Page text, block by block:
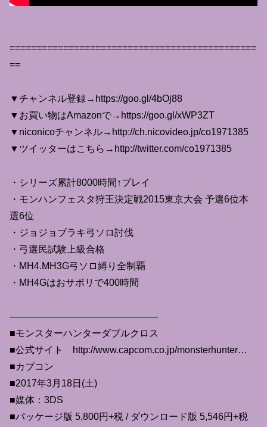
==============================================
==
▼チャンネル登録→https://goo.gl/4bOj88
▼お買い物はAmazonで→https://goo.gl/xWP3ZT
▼niconicoチャンネル→http://ch.nicovideo.jp/co1971385
▼ツイッターはこちら→http://twitter.com/co1971385
・シリーズ累計8000時間↑プレイ
・モンハンフェスタ狩王決定戦2015東京大会 予選6位本
選6位
・ジョジョブラキ弓ソロ討伐
・弓選民試験上級合格
・MH4.MH3G弓ソロ縛り全制覇
・MH4Gはおサボリで400時間
———————————————–
■モンスターハンターダブルクロス
■公式サイト http://www.capcom.co.jp/monsterhunter…
■カプコン
■2017年3月18日(土)
■媒体：3DS
■パッケージ版 5,800円+税 / ダウンロード版 5,546円+税